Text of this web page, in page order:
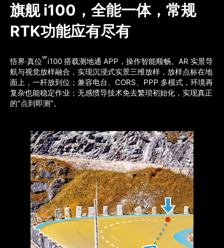
旗舰 i100，全能一体，常规
RTK功能应有尽有
悟界·真位®i100 搭载测地通 APP，操作智能顺畅。AR 实景导
航与视觉放样融合，实现沉浸式实景三维放样，放样点标在地
面上，一杆放到位；兼容电台、CORS、PPP 多模式，环境再
复杂也能稳定作业；无感惯导技术免去繁琐初始化，实现真正
的“点到即测”。